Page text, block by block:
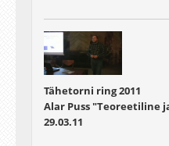
Tähetorni ring 2011
Alar Puss "Teoreetiline
29.03.11